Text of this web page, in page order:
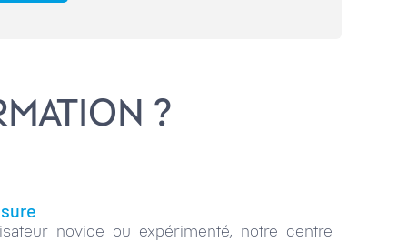
?
novice ou expérimenté, notre centre